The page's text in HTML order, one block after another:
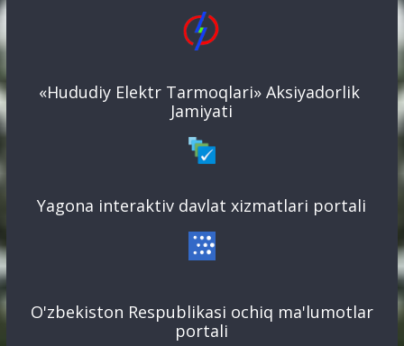
«Hududiy Elektr Tarmoqlari» Aksiyadorlik
Jamiyati
Yagona interaktiv davlat xizmatlari portali
O'zbekiston Respublikasi ochiq ma'lumotlar
portali